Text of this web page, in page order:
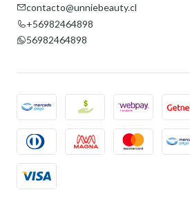
contacto@unniebeauty.cl
+56982464898
56982464898